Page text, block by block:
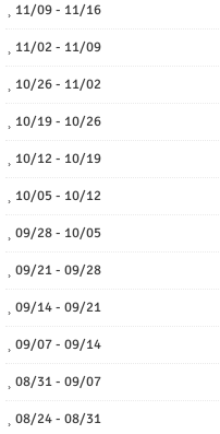
11/09 - 11/16
11/02 - 11/09
10/26 - 11/02
10/19 - 10/26
10/12 - 10/19
10/05 - 10/12
09/28 - 10/05
09/21 - 09/28
09/14 - 09/21
09/07 - 09/14
08/31 - 09/07
08/24 - 08/31